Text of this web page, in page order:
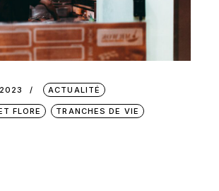
ACTUALITÉ
FLORE TRANCHES DE VIE